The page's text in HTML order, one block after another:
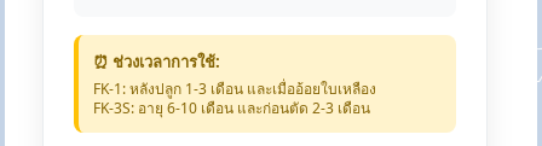
⏰ ช่วงเวลาการใช้:
FK-1: หลังปลูก 1-3 เดือน และเมื่ออ้อยใบเหลือง
FK-3S: อายุ 6-10 เดือน และก่อนตัด 2-3 เดือน